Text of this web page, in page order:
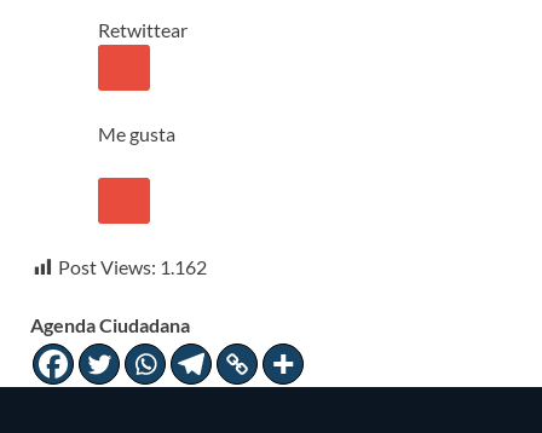
Retwittear
Me gusta
Post Views: 1.162
Agenda Ciudadana